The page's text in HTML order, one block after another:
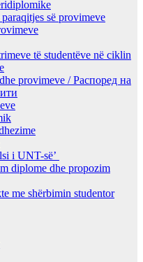
së provimeve
të studentëve në ciklin
provimeve / Распоред на
i UNT-së’
diplome dhe propozim
me shërbimin studentor